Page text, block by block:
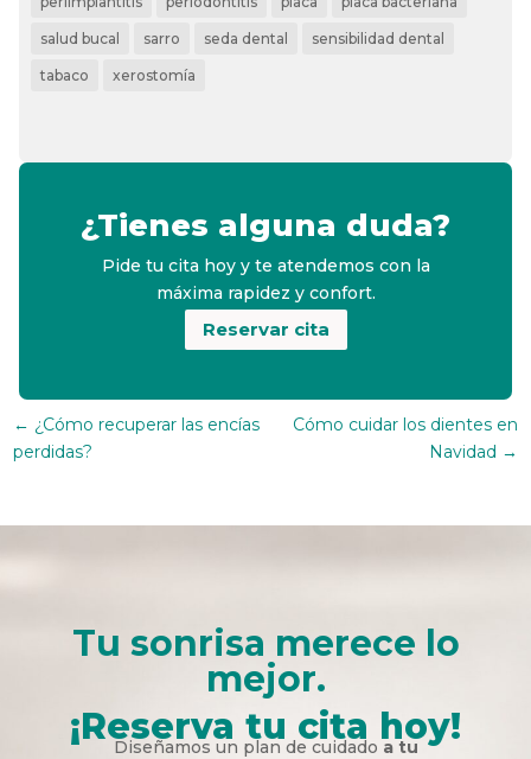
salud bucal sarro seda dental sensibilidad dental
tabaco xerostomía
¿Tienes alguna duda?
Pide tu cita hoy y te atendemos con la
máxima rapidez y confort.
Reservar cita
← ¿Cómo recuperar las encías
perdidas?
Cómo cuidar los dientes en
Navidad →
Tu sonrisa merece lo
mejor.
¡Reserva tu cita hoy!
Diseñamos un plan de cuidado a tu